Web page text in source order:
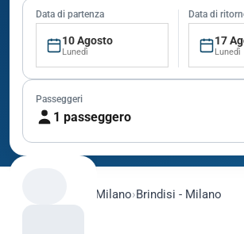
Data di partenza
10 Agosto
Lunedì
Data di
17
Lunedì
Passeggeri
1 passeggero
Milano›Brindisi - Milano